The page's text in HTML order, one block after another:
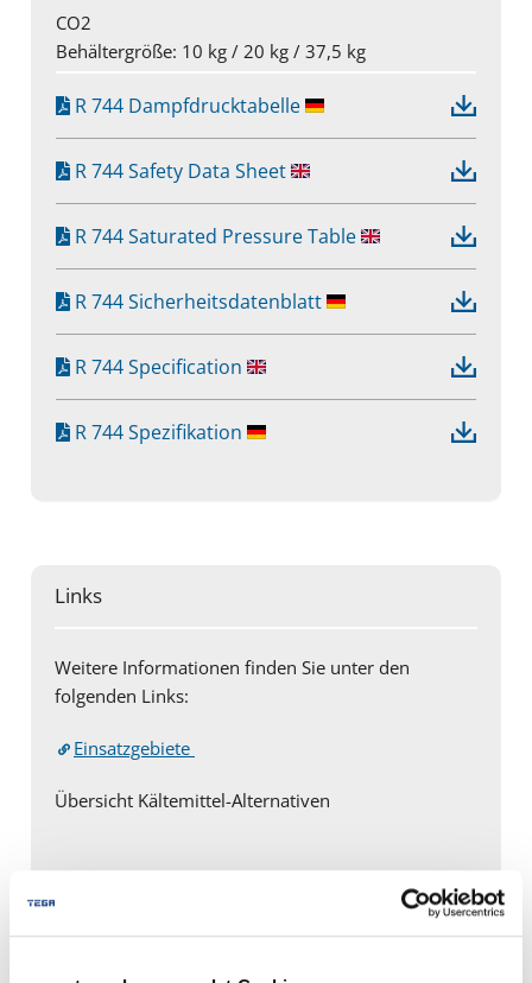
CO2
Behältergröße: 10 kg / 20 kg / 37,5 kg
R 744 Dampfdrucktabelle
R 744 Safety Data Sheet
R 744 Saturated Pressure Table
R 744 Sicherheitsdatenblatt
R 744 Specification
R 744 Spezifikation
Links
Weitere Informationen finden Sie unter den
folgenden Links:
Einsatzgebiete
Übersicht Kältemittel-Alternativen